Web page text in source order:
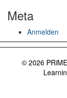
Meta
Anmelden
© 2026